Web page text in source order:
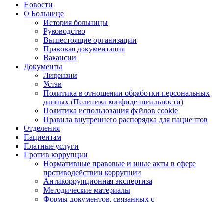
Новости
О Больнице
История больницы
Руководство
Вышестоящие организации
Правовая документация
Вакансии
Документы
Лицензии
Устав
Политика в отношении обработки персональных
данных (Политика конфиденциальности)
Политика использования файлов cookie
Правила внутреннего распорядка для пациентов
Отделения
Пациентам
Платные услуги
Против коррупции
Нормативные правовые и иные акты в сфере
противодействии коррупции
Антикоррупционная экспертиза
Методические материалы
Формы документов, связанных с